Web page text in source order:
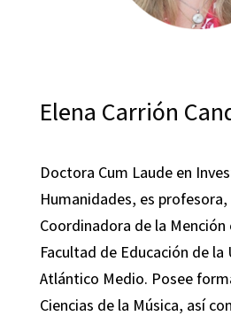
Elena Carrión
Doctora Cum Laude en
Humanidades, es profesora,
Coordinadora de la Mención
Facultad de Educación de
Atlántico Medio. Posee
Ciencias de la Música, así